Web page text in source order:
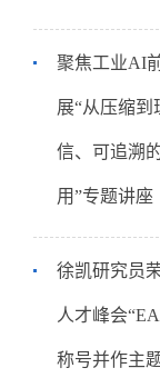
聚焦工业AI
展“从压缩
信、可追溯
用”专题讲座
徐凯研究员
人才峰会
称号并作主